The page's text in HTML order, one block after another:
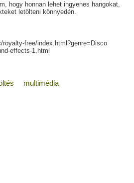
hogy honnan lehet ingyenes hangokat,
letölteni könnyedén.
free/index.html?genre=Disco
effects-1.html
multimédia